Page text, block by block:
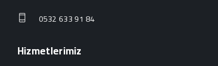
0532 633 91 84
Hizmetlerimiz